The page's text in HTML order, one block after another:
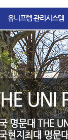
유니프렙 관리시스템